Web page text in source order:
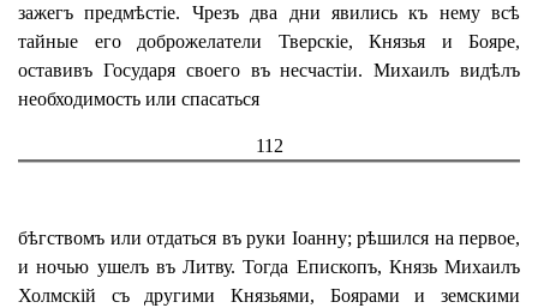
зажегъ предмѣстіе. Чрезъ два дни явились къ нему всѣ
тайные его доброжелатели Тверскіе, Князья и Бояре,
оставивъ Государя своего въ несчастіи. Михаилъ видѣлъ
необходимость или спасаться
112
бѣгствомъ или отдаться въ руки Іоанну; рѣшился на первое,
и ночью ушелъ въ Литву. Тогда Епископъ, Князь Михаилъ
Холмскій съ другими Князьями, Боярами и земскими